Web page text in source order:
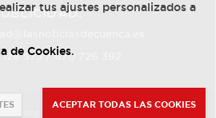
573/670 726 392
tus ajustes personalizados a
de Cookies.
ACEPTAR TODAS LAS COOKIES